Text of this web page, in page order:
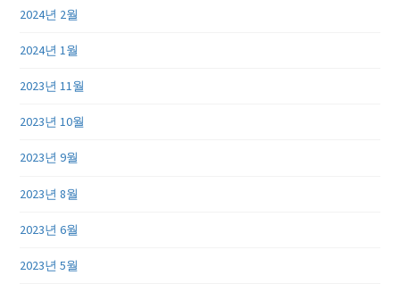
2024년 2월
2024년 1월
2023년 11월
2023년 10월
2023년 9월
2023년 8월
2023년 6월
2023년 5월